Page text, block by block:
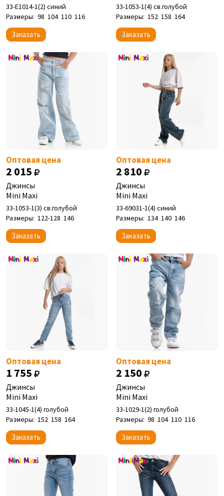
33-Е1014-1(2) синий
Размеры: 98 104 110 116
Заказать
33-1053-1(4) св.голубой
Размеры: 152 158 164
Заказать
Оптовая цена
2 015
Джинсы
Mini Maxi
33-1053-1(3) св.голубой
Размеры: 122-128 146
Заказать
Оптовая цена
2 810
Джинсы
Mini Maxi
33-69031-1(4) синий
Размеры: 134 140 146
Заказать
Оптовая цена
1 755
Джинсы
Mini Maxi
33-1045-1(4) голубой
Размеры: 152 158 164
Заказать
Оптовая цена
2 150
Джинсы
Mini Maxi
33-1029-1(2) голубой
Размеры: 98 104 110 116
Заказать